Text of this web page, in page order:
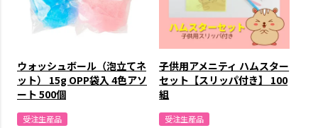
ウォッシュボール（泡立てネ
ット） 15g OPP袋入 4色アソ
ート 500個
受注生産品
子供用アメニティ ハムスター
セット【スリッパ付き】 100
組
受注生産品